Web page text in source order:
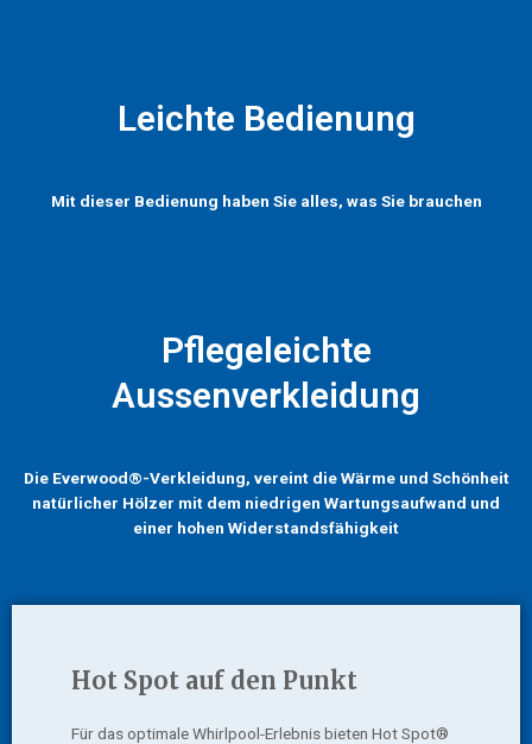
Leichte Bedienung
Mit dieser Bedienung haben Sie alles, was Sie brauchen
Pflegeleichte
Aussenverkleidung
Die Everwood®-Verkleidung, vereint die Wärme und Schönheit
natürlicher Hölzer mit dem niedrigen Wartungsaufwand und
einer hohen Widerstandsfähigkeit
Hot Spot auf den Punkt
Für das optimale Whirlpool-Erlebnis bieten Hot Spot®